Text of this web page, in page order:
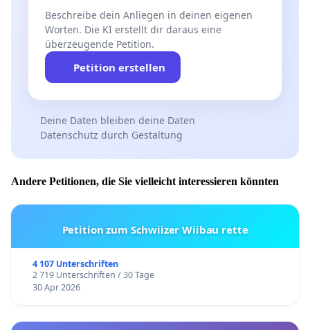
Beschreibe dein Anliegen in deinen eigenen
Worten. Die KI erstellt dir daraus eine
überzeugende Petition.
Petition erstellen
Deine Daten bleiben deine Daten
Datenschutz durch Gestaltung
Andere Petitionen, die Sie vielleicht interessieren könnten
Petition zum Schwiizer Wiibau rette
4 107 Unterschriften
2 719 Unterschriften / 30 Tage
30 Apr 2026